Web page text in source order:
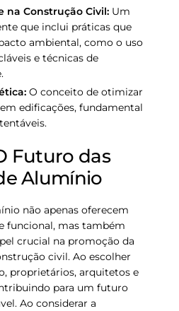
na Construção Civil: Um
que inclui práticas que
ambiental, como o uso
e técnicas de
O conceito de otimizar
edificações, fundamental
Futuro das
Alumínio
não apenas oferecem
funcional, mas também
crucial na promoção da
civil. Ao escolher
proprietários, arquitetos e
para um futuro
Ao considerar a